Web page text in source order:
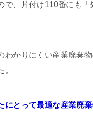
、片付け110番にも
わかりにくい産業廃棄
。
にとって最適な産業廃